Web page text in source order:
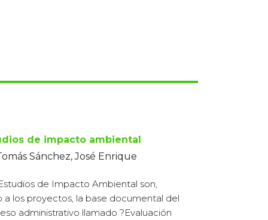
de impacto ambiental
Sánchez, José Enrique
de Impacto Ambiental son,
a los proyectos, la base documental del
administrativo llamado ?Evaluación